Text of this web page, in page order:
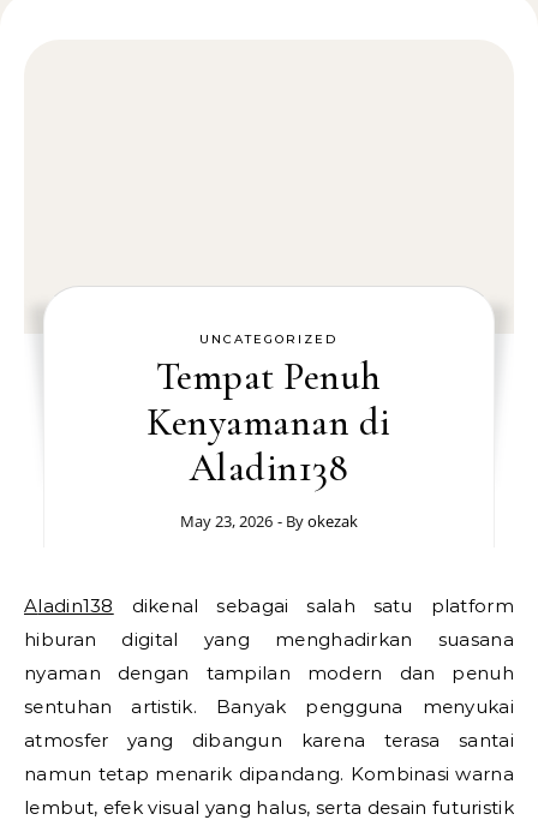
UNCATEGORIZED
Tempat Penuh
Kenyamanan di
Aladin138
May 23, 2026 - Byokezak
Aladin138 dikenal sebagai salah satu platform
hiburan digital yang menghadirkan suasana
nyaman dengan tampilan modern dan penuh
sentuhan artistik. Banyak pengguna menyukai
atmosfer yang dibangun karena terasa santai
namun tetap menarik dipandang. Kombinasi warna
lembut, efek visual yang halus, serta desain futuristik